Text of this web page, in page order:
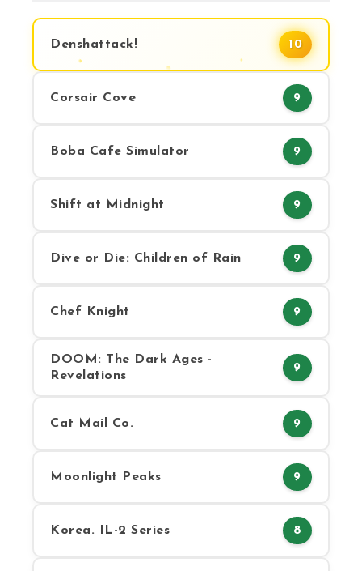
Denshattack! 10
Corsair Cove 9
Boba Cafe Simulator 9
Shift at Midnight 9
Dive or Die: Children of Rain 9
Chef Knight 9
DOOM: The Dark Ages -
Revelations
9
Cat Mail Co. 9
Moonlight Peaks 9
Korea. IL-2 Series 8